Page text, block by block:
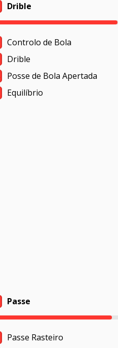
Drible
Controlo de Bola
Drible
Posse de Bola Apertada
Equilíbrio
Passe
Passe Rasteiro